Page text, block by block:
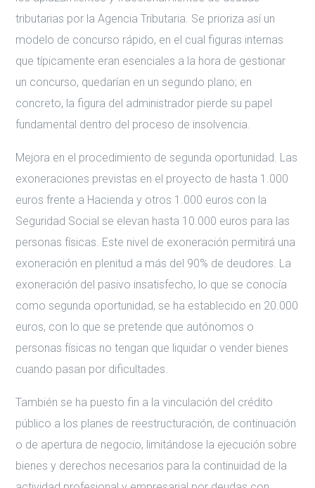
tributarias por la Agencia Tributaria. Se prioriza así un
modelo de concurso rápido, en el cual figuras internas
que típicamente eran esenciales a la hora de gestionar
un concurso, quedarían en un segundo plano; en
concreto, la figura del administrador pierde su papel
fundamental dentro del proceso de insolvencia.
Mejora en el procedimiento de segunda oportunidad. Las
exoneraciones previstas en el proyecto de hasta 1.000
euros frente a Hacienda y otros 1.000 euros con la
Seguridad Social se elevan hasta 10.000 euros para las
personas físicas. Este nivel de exoneración permitirá una
exoneración en plenitud a más del 90% de deudores. La
exoneración del pasivo insatisfecho, lo que se conocía
como segunda oportunidad, se ha establecido en 20.000
euros, con lo que se pretende que autónomos o
personas físicas no tengan que liquidar o vender bienes
cuando pasan por dificultades.
También se ha puesto fin a la vinculación del crédito
público a los planes de reestructuración, de continuación
o de apertura de negocio, limitándose la ejecución sobre
bienes y derechos necesarios para la continuidad de la